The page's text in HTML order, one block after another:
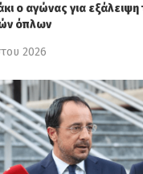
ο αγώνας για εξάλειψη
όπλων
2026